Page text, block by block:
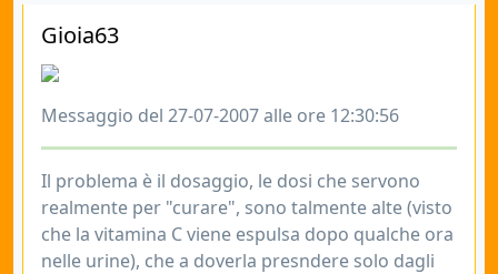
Gioia63
Messaggio del 27-07-2007 alle ore 12:30:56
Il problema è il dosaggio, le dosi che servono
realmente per "curare", sono talmente alte (visto
che la vitamina C viene espulsa dopo qualche ora
nelle urine), che a doverla presndere solo dagli